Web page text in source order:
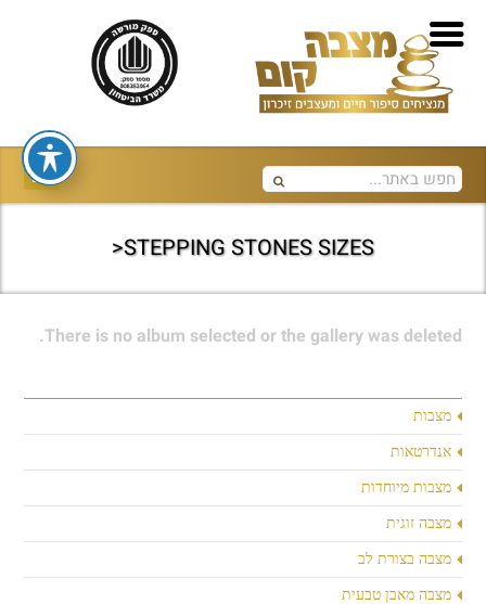
STEPPING STONES SIZES<
מצבות
אנדרטאות
מצבות מיוחדות
מצבה זוגית
מצבה בצורת לב
מצבה מאבן טבעית
There is no album selected or the gallery was deleted.